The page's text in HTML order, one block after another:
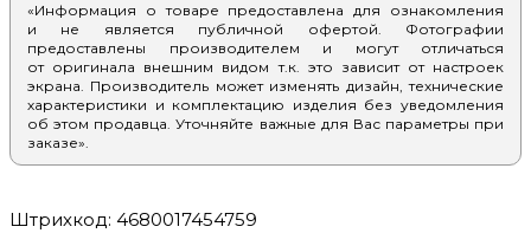
Штрихкод: 4680017454759
«Информация о товаре предоставлена для ознакомления
и не является публичной офертой. Фотографии
предоставлены производителем и могут отличаться
от оригинала внешним видом т.к. это зависит от настроек
экрана. Производитель может изменять дизайн, технические
характеристики и комплектацию изделия без уведомления
об этом продавца. Уточняйте важные для Вас параметры при
заказе».